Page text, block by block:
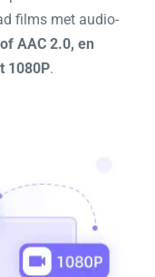
films met audio-
AAC 2.0, en
1080P.